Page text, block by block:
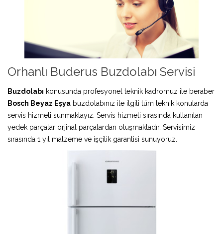
Orhanlı Buderus Buzdolabı Servisi
Buzdolabı konusunda profesyonel teknik kadromuz ile beraber
Bosch Beyaz Eşya buzdolabınız ile ilgili tüm teknik konularda
servis hizmeti sunmaktayız. Servis hizmeti sırasında kullanılan
yedek parçalar orjinal parçalardan oluşmaktadır. Servisimiz
sırasında 1 yıl malzeme ve işçilik garantisi sunuyoruz.